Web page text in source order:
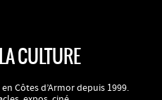
CULTURE
Côtes d’Armor depuis 1999.